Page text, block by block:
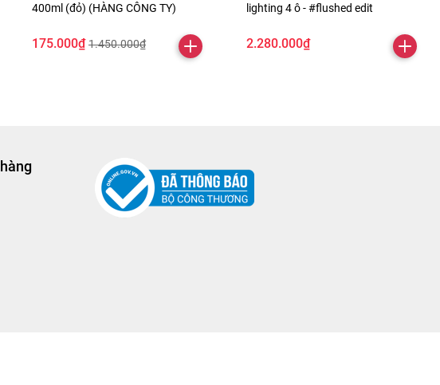
400ml (đỏ) (HÀNG CÔNG TY)
175.000₫ 1.450.000₫
lighting 4 ô - #flushed edit
2.280.000₫